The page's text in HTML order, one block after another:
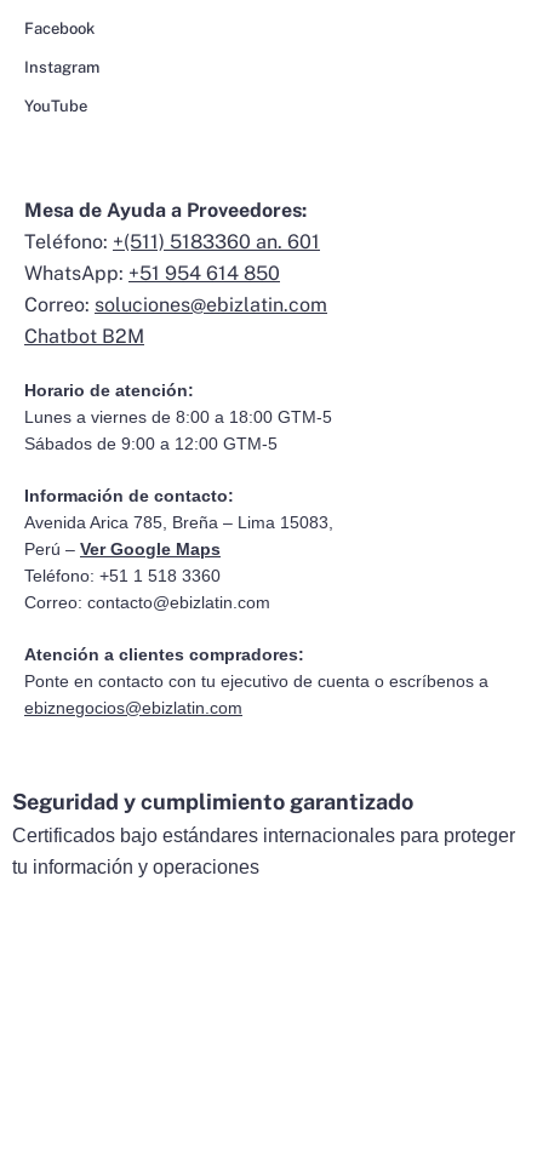
Facebook
Instagram
YouTube
Mesa de Ayuda a Proveedores:
Teléfono: +(511) 5183360 an. 601
WhatsApp: +51 954 614 850
Correo: soluciones@ebizlatin.com
Chatbot B2M
Horario de atención:
Lunes a viernes de 8:00 a 18:00 GTM-5
Sábados de 9:00 a 12:00 GTM-5
Información de contacto:
Avenida Arica 785, Breña – Lima 15083,
Perú – Ver Google Maps
Teléfono: +51 1 518 3360
Correo: contacto@ebizlatin.com
Atención a clientes compradores:
Ponte en contacto con tu ejecutivo de cuenta o escríbenos a
ebiznegocios@ebizlatin.com
Seguridad y cumplimiento garantizado
Certificados bajo estándares internacionales para proteger
tu información y operaciones